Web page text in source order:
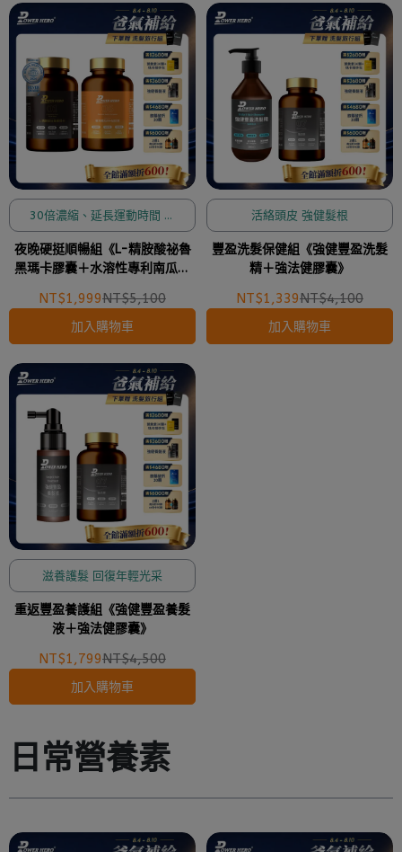
30倍濃縮、延長運動時間 吸
收率高、國際期刊發表
夜晚硬挺順暢組《L-精胺酸祕魯
黑瑪卡膠囊＋水溶性專利南瓜籽
NT$1,999NT$5,100
加入購物車
活絡頭皮 強健髮根
豐盈洗髮保健組《強健豐盈洗髮
精＋強法健膠囊》
NT$1,339NT$4,100
加入購物車
滋養護髮 回復年輕光采
重返豐盈養護組《強健豐盈養髮
液＋強法健膠囊》
NT$1,799NT$4,500
加入購物車
日常營養素